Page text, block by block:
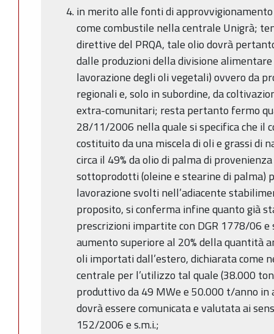
in merito alle fonti di
come combustile nella centrale Unigrà;
direttive del PRQA, tale olio dovrà
dalle produzioni della divisione
lavorazione degli oli vegetali) ovvero da
regionali e, solo in subordine, da
extra-comunitari; resta pertanto fermo
28/11/2006 nella quale si specifica che il
costituito da una miscela di oli e grassi di
circa il 49% da olio di palma di
sottoprodotti (oleine e stearine di palma)
lavorazione svolti nell’adiacente
proposito, si conferma infine quanto già
prescrizioni impartite con DGR 1778/06 e
aumento superiore al 20% della quantità
oli importati dall’estero, dichiarata come
centrale per l’utilizzo tal quale (38.000
produttivo da 49 MWe e 50.000 t/anno
dovrà essere comunicata e valutata ai
152/2006 e s.m.i.;